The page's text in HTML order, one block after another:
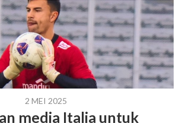
2 MEI 2025
media Italia untuk